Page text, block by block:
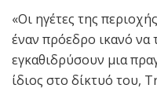
«Οι ηγέτες της
έναν πρόεδρο ικανό να
εγκαθιδρύσουν μια
ίδιος στο δίκτυό του,